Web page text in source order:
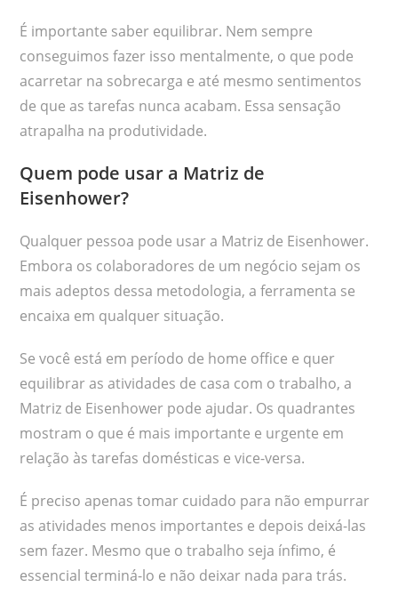
É importante saber equilibrar. Nem sempre
conseguimos fazer isso mentalmente, o que pode
acarretar na sobrecarga e até mesmo sentimentos
de que as tarefas nunca acabam. Essa sensação
atrapalha na produtividade.
Quem pode usar a Matriz de
Eisenhower?
Qualquer pessoa pode usar a Matriz de Eisenhower.
Embora os colaboradores de um negócio sejam os
mais adeptos dessa metodologia, a ferramenta se
encaixa em qualquer situação.
Se você está em período de home office e quer
equilibrar as atividades de casa com o trabalho, a
Matriz de Eisenhower pode ajudar. Os quadrantes
mostram o que é mais importante e urgente em
relação às tarefas domésticas e vice-versa.
É preciso apenas tomar cuidado para não empurrar
as atividades menos importantes e depois deixá-las
sem fazer. Mesmo que o trabalho seja ínfimo, é
essencial terminá-lo e não deixar nada para trás.